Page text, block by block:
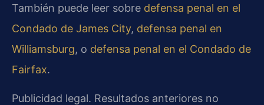
También puede leer sobre defensa penal en el
Condado de James City, defensa penal en
Williamsburg, o defensa penal en el Condado de
Fairfax.
Publicidad legal. Resultados anteriores no